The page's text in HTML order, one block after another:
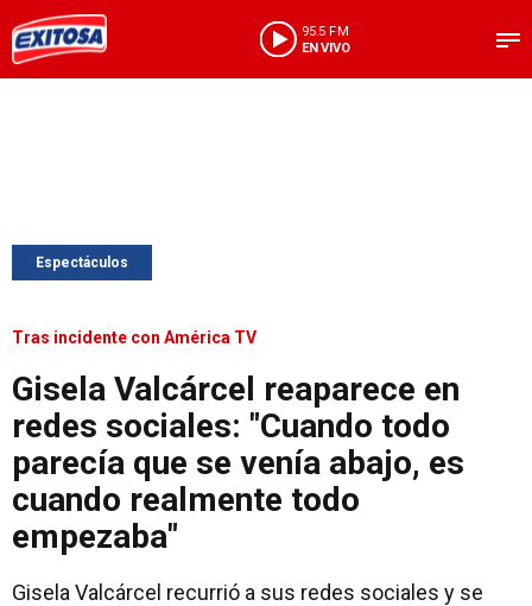
95.5 FM
EN VIVO
Espectáculos
Tras incidente con América TV
Gisela Valcárcel reaparece en
redes sociales: "Cuando todo
parecía que se venía abajo, es
cuando realmente todo
empezaba"
Gisela Valcárcel recurrió a sus redes sociales y se